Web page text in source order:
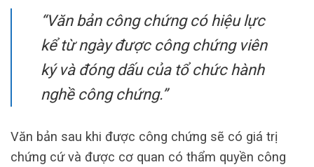
“Văn bản công chứng có hiệu lực
kể từ ngày được công chứng viên
ký và đóng dấu của tổ chức hành
nghề công chứng.”
Văn bản sau khi được công chứng sẽ có giá trị
chứng cứ và được cơ quan có thẩm quyền công